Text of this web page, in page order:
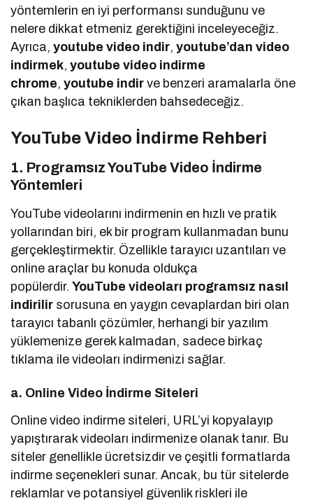
yöntemlerin en iyi performansı sunduğunu ve
nelere dikkat etmeniz gerektiğini inceleyeceğiz.
Ayrıca,youtube video indir,youtube’dan video
indirmek,youtube video indirme
chrome,youtube indir ve benzeri aramalarla öne
çıkan başlıca tekniklerden bahsedeceğiz.
YouTube Video İndirme Rehberi
1. Programsız YouTube Video İndirme
Yöntemleri
YouTube videolarını indirmenin en hızlı ve pratik
yollarından biri, ek bir program kullanmadan bunu
gerçekleştirmektir. Özellikle tarayıcı uzantıları ve
online araçlar bu konuda oldukça
popülerdir.YouTube videoları programsız nasıl
indirilir sorusuna en yaygın cevaplardan biri olan
tarayıcı tabanlı çözümler, herhangi bir yazılım
yüklemenize gerek kalmadan, sadece birkaç
tıklama ile videoları indirmenizi sağlar.
a. Online Video İndirme Siteleri
Online video indirme siteleri, URL’yi kopyalayıp
yapıştırarak videoları indirmenize olanak tanır. Bu
siteler genellikle ücretsizdir ve çeşitli formatlarda
indirme seçenekleri sunar. Ancak, bu tür sitelerde
reklamlar ve potansiyel güvenlik riskleri ile